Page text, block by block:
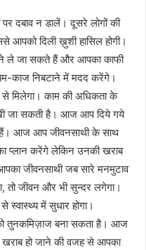
दबाव न डालें। दूसरे लोगों की
आपको दिली ख़ुशी हासिल होगी।
ले जा सकते हैं और आपका काफी
काज निबटाने में मदद करेंगे।
से मिलेगा। काम की अधिकता के
जा सकती है। आज आप दिये गये
आज आप जीवनसाथी के साथ
प्लान करेंगे लेकिन उनकी खराब
जीवनसाथी जब सारे मनमुटाव
तो जीवन और भी सुन्दर लगेगा।
स्वास्थ्य में सुधार होगा।
तुनकमिज़ाज बना सकता है। आज
हो जाने की वजह से आपका